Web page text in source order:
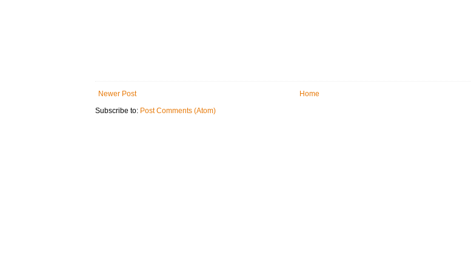
Newer Post
Home
Subscribe to: Post Comments (Atom)